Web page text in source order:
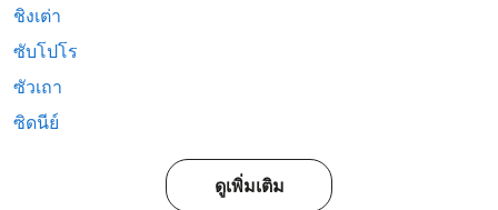
ชิงเต่า
ซับโปโร
ซัวเถา
ซิดนีย์
ดูเพิ่มเติม